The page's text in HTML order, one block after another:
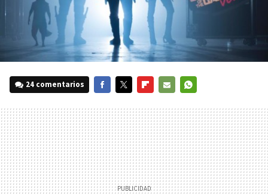
24 comentarios
MAIL